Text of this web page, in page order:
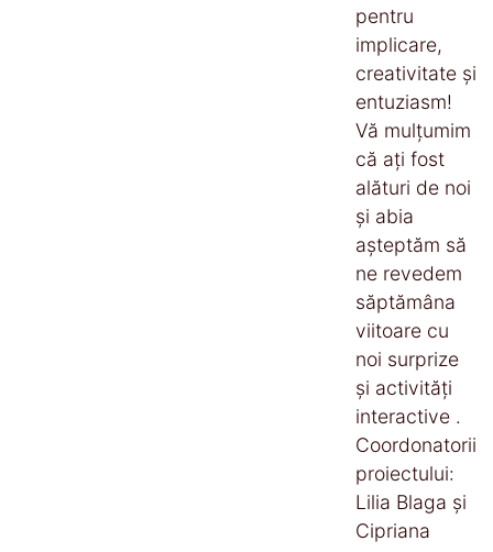
pentru
implicare,
creativitate și
entuziasm!
Vă mulțumim
că ați fost
alături de noi
și abia
așteptăm să
ne revedem
săptămâna
viitoare cu
noi surprize
și activități
interactive .
Coordonatorii
proiectului:
Lilia Blaga și
Cipriana